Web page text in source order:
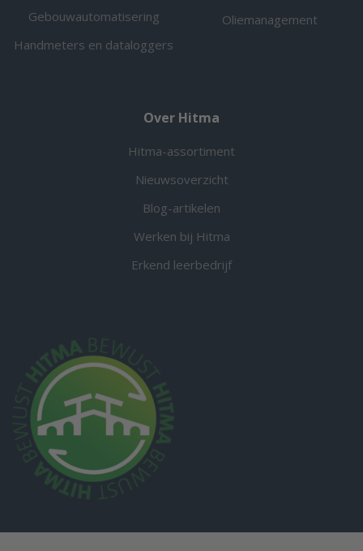
Gebouwautomatisering
Handmeters en dataloggers
Oliemanagement
Over Hitma
Hitma-assortiment
Nieuwsoverzicht
Blog-artikelen
Werken bij Hitma
Erkend leerbedrijf